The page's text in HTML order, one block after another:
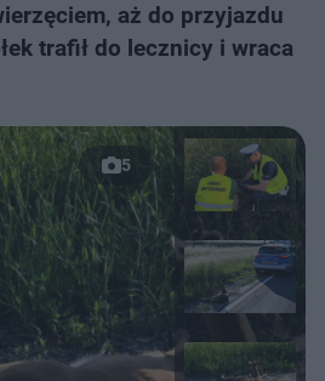
aż do przyjazdu
trafił do lecznicy i wraca
5